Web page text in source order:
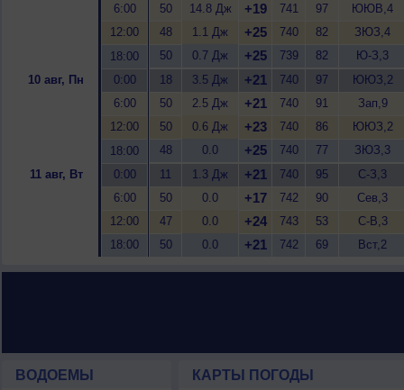
6:00
50 14.8 Дж +19 741 97
ЮЮВ,4
12:00
48 1.1 Дж +25 740 82
ЗЮЗ,4
18:00
50 0.7 Дж +25 739 82
Ю-З,3
10 авг, Пн
0:00 18 3.5 Дж +21 740 97
ЮЮЗ,2
6:00
50 2.5 Дж +21 740 91
Зап,9
12:00
50 0.6 Дж +23 740 86
ЮЮЗ,2
18:00
48 0.0 +25 740 77
ЗЮЗ,3
11 авг, Вт
0:00 11 1.3 Дж +21 740 95
С-З,3
6:00
50 0.0 +17 742 90
Сев,3
12:00
47 0.0 +24 743 53
С-В,3
18:00
50 0.0 +21 742 69 Вст,2
ВОДОЕМЫ КАРТЫ ПОГОДЫ